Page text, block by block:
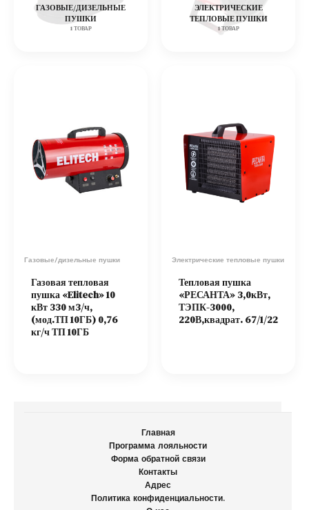
ГАЗОВЫЕ/ДИЗЕЛЬНЫЕ
ПУШКИ
1 ТОВАР
ЭЛЕКТРИЧЕСКИЕ
ТЕПЛОВЫЕ ПУШКИ
1 ТОВАР
Газовые/дизельные пушки
Газовая тепловая
пушка «Elitech» 10
кВт 330 м3/ч,
(мод.ТП 10ГБ) 0,76
кг/ч ТП 10ГБ
Электрические тепловые пушки
Тепловая пушка
«РЕСАНТА» 3,0кВт,
ТЭПК-3000,
220В,квадрат. 67/1/22
Главная
Программа лояльности
Форма обратной связи
Контакты
Адрес
Политика конфиденциальности.